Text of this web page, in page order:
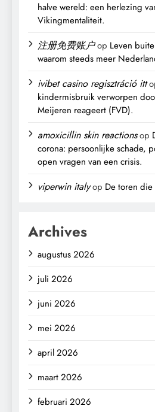
halve wereld: een herlezing
Vikingmentaliteit.
注册免费账户op Leven
waarom steeds meer
ivibet casino regisztráció itt
kindermisbruik verworpen
Meijeren reageert (FVD).
amoxicillin skin reactionsop
corona: persoonlijke schade,
open vragen van een crisis.
viperwin italyop De toren
Archives
augustus 2026
juli 2026
juni 2026
mei 2026
april 2026
maart 2026
februari 2026